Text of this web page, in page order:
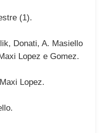
(1).
Donati, A. Masiello
Lopez e Gomez.
Lopez.